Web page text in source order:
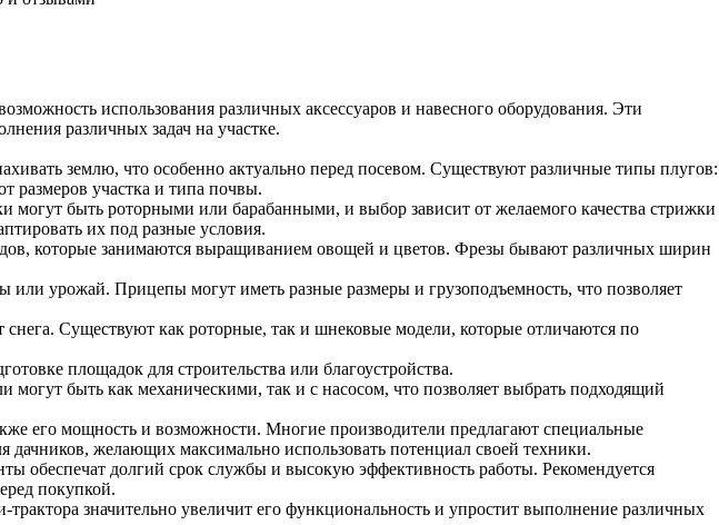
использования различных аксессуаров и навесного оборудования. Эти
различных задач на участке.
землю, что особенно актуально перед посевом. Существуют различные типы плугов:
размеров участка и типа почвы.
быть роторными или барабанными, и выбор зависит от желаемого качества стрижки
их под разные условия.
которые занимаются выращиванием овощей и цветов. Фрезы бывают различных ширин
урожай. Прицепы могут иметь разные размеры и грузоподъемность, что позволяет
Существуют как роторные, так и шнековые модели, которые отличаются по
площадок для строительства или благоустройства.
быть как механическими, так и с насосом, что позволяет выбрать подходящий
его мощность и возможности. Многие производители предлагают специальные
желающих максимально использовать потенциал своей техники.
обеспечат долгий срок службы и высокую эффективность работы. Рекомендуется
покупкой.
значительно увеличит его функциональность и упростит выполнение различных